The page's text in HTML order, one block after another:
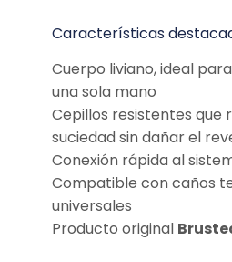
Características
Cuerpo liviano, ideal
una sola mano
Cepillos resistentes que
suciedad sin dañar el
Conexión rápida al
Compatible con caños
universales
Producto original